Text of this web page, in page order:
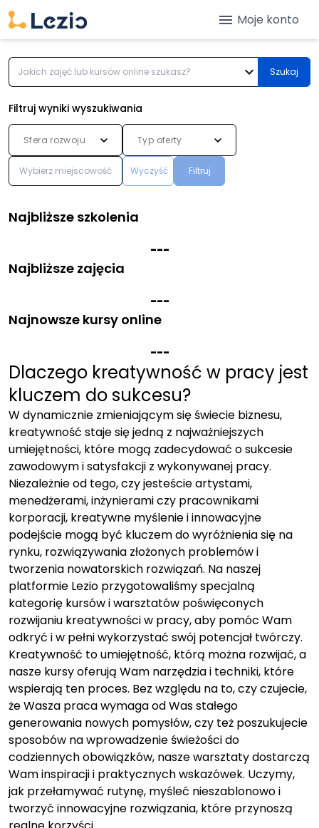
menu Moje konto
expand_more Szukaj
Filtruj wyniki wyszukiwania
Sfera rozwoju Typ oferty
Wyczyść Filtruj
Najbliższe szkolenia
---
Najbliższe zajęcia
---
Najnowsze kursy online
---
Dlaczego kreatywność w pracy jest
kluczem do sukcesu?
W dynamicznie zmieniającym się świecie biznesu,
kreatywność staje się jedną z najważniejszych
umiejętności, które mogą zadecydować o sukcesie
zawodowym i satysfakcji z wykonywanej pracy.
Niezależnie od tego, czy jesteście artystami,
menedżerami, inżynierami czy pracownikami
korporacji, kreatywne myślenie i innowacyjne
podejście mogą być kluczem do wyróżnienia się na
rynku, rozwiązywania złożonych problemów i
tworzenia nowatorskich rozwiązań. Na naszej
platformie Lezio przygotowaliśmy specjalną
kategorię kursów i warsztatów poświęconych
rozwijaniu kreatywności w pracy, aby pomóc Wam
odkryć i w pełni wykorzystać swój potencjał twórczy.
Kreatywność to umiejętność, którą można rozwijać, a
nasze kursy oferują Wam narzędzia i techniki, które
wspierają ten proces. Bez względu na to, czy czujecie,
że Wasza praca wymaga od Was stałego
generowania nowych pomysłów, czy też poszukujecie
sposobów na wprowadzenie świeżości do
codziennych obowiązków, nasze warsztaty dostarczą
Wam inspiracji i praktycznych wskazówek. Uczymy,
jak przełamywać rutynę, myśleć nieszablonowo i
tworzyć innowacyjne rozwiązania, które przynoszą